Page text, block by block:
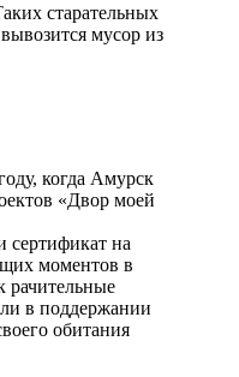
старательных
мусор из
когда Амурск
«Двор моей
сертификат на
моментов в
рачительные
в поддержании
обитания